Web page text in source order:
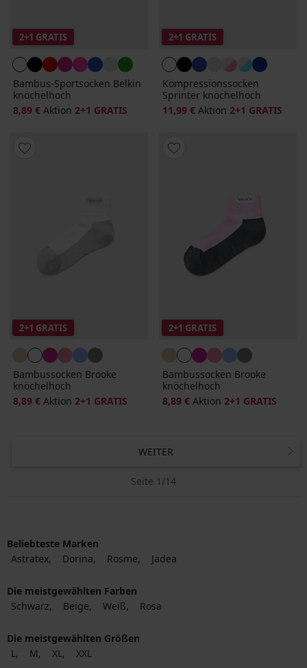
2+1 GRATIS
Bambus-Sportsocken Belkin
knöchelhoch
8,89 € Aktion 2+1 GRATIS
2+1 GRATIS
Kompressionssocken
Sprinter knöchelhoch
11,99 € Aktion 2+1 GRATIS
2+1 GRATIS
Bambussocken Brooke
knöchelhoch
8,89 € Aktion 2+1 GRATIS
2+1 GRATIS
Bambussocken Brooke
knöchelhoch
8,89 € Aktion 2+1 GRATIS
WEITER
Seite 1/14
Beliebteste Marken
Astratex
Dorina Rosme Jadea
Die meistgewählten Farben
Schwarz
Beige Weiß Rosa
Die meistgewählten Größen
L
M XL XXL